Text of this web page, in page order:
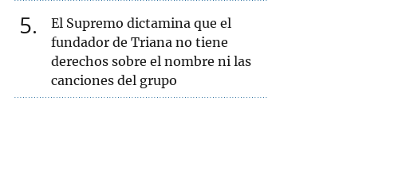
5
El Supremo dictamina que el
fundador de Triana no tiene
derechos sobre el nombre ni las
canciones del grupo